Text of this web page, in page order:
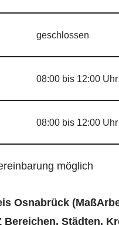
geschlossen
08:00 bis 12:00 Uhr
08:00 bis 12:00 Uhr
möglich
Osnabrück
Städten,